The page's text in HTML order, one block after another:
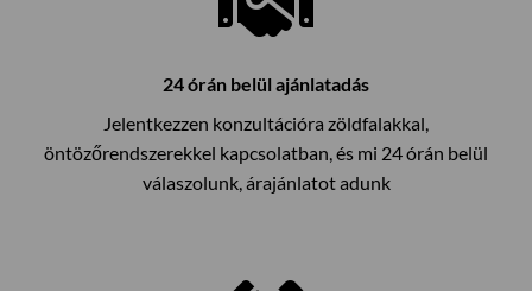
24 órán belül ajánlatadás
Jelentkezzen konzultációra zöldfalakkal,
öntözőrendszerekkel kapcsolatban, és mi 24 órán belül
válaszolunk, árajánlatot adunk